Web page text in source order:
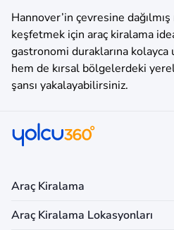
Hannover’in çevresine
keşfetmek için araç kiralama
gastronomi duraklarına
hem de kırsal bölgelerdeki
şansı yakalayabilirsiniz.
Araç Kiralama
Araç Kiralama Lokasyonları